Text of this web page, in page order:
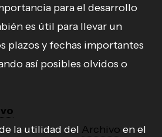
para el desarrollo
es útil para llevar un
plazos y fechas importantes
así posibles olvidos o
la utilidad del Archivo en el